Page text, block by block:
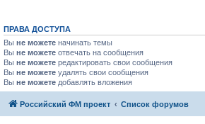
ПРАВА ДОСТУПА
Вы не можете начинать темы
Вы не можете отвечать на сообщения
Вы не можете редактировать свои сообщения
Вы не можете удалять свои сообщения
Вы не можете добавлять вложения
Российский ФМ проект Список форумов